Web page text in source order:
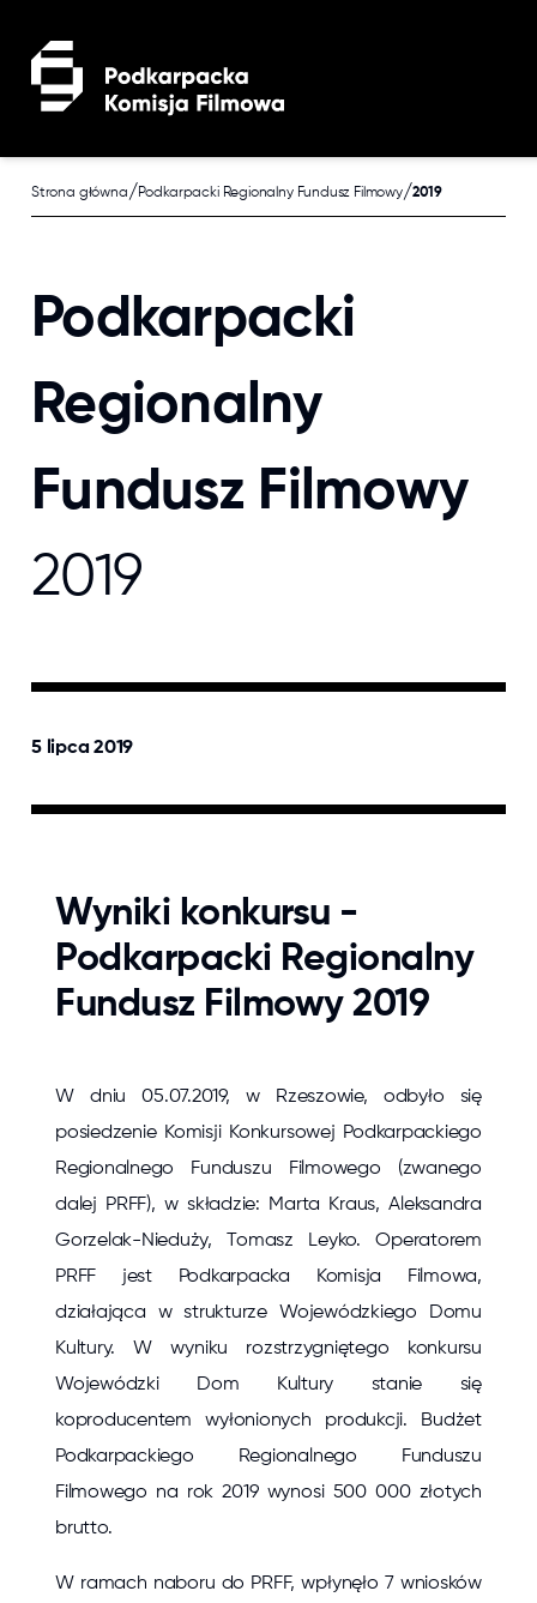
Strona główna/Podkarpacki Regionalny Fundusz Filmowy/2019
Podkarpacki
Regionalny
Fundusz Filmowy
2019
5 lipca 2019
Wyniki konkursu -
Podkarpacki Regionalny
Fundusz Filmowy 2019
W dniu 05.07.2019, w Rzeszowie, odbyło się
posiedzenie Komisji Konkursowej Podkarpackiego
Regionalnego Funduszu Filmowego (zwanego
dalej PRFF), w składzie: Marta Kraus, Aleksandra
Gorzelak-Nieduży, Tomasz Leyko. Operatorem
PRFF jest Podkarpacka Komisja Filmowa,
działająca w strukturze Wojewódzkiego Domu
Kultury. W wyniku rozstrzygniętego konkursu
Wojewódzki Dom Kultury stanie się
koproducentem wyłonionych produkcji. Budżet
Podkarpackiego Regionalnego Funduszu
Filmowego na rok 2019 wynosi 500 000 złotych
brutto.
W ramach naboru do PRFF, wpłynęło 7 wniosków